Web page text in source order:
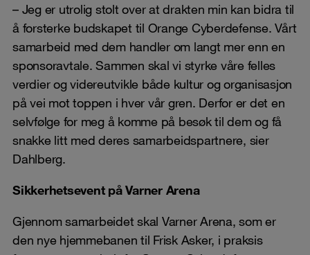
– Jeg er utrolig stolt over at drakten min kan bidra til
å forsterke budskapet til Orange Cyberdefense. Vårt
samarbeid med dem handler om langt mer enn en
sponsoravtale. Sammen skal vi styrke våre felles
verdier og videreutvikle både kultur og organisasjon
på vei mot toppen i hver vår gren. Derfor er det en
selvfølge for meg å komme på besøk til dem og få
snakke litt med deres samarbeidspartnere, sier
Dahlberg.
Sikkerhetsevent på Varner Arena
Gjennom samarbeidet skal Varner Arena, som er
den nye hjemmebanen til Frisk Asker, i praksis